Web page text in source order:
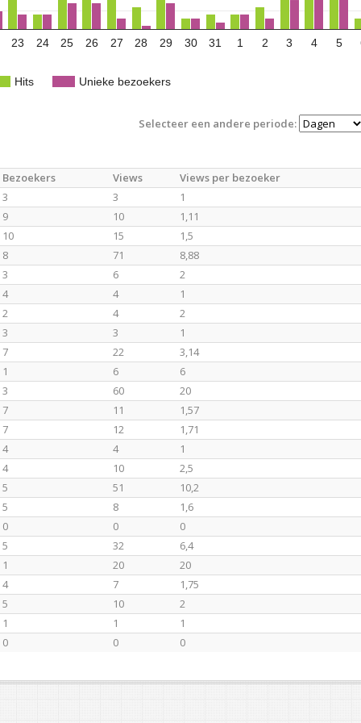
Hits Unieke bezoekers
23 24 25 26 27 28 29 30 31 1 2 3 4 5
Selecteer een andere periode:
Bezoekers Views
Views per bezoeker
3 3
1
9 10
1,11
10 15
1,5
8 71
8,88
3 6
2
4 4
1
2 4
2
3 3
1
7 22
3,14
1 6
6
3 60
20
7 11
1,57
7 12
1,71
4 4
1
4 10
2,5
5 51
10,2
5 8
1,6
0 0
0
5 32
6,4
1 20
20
4 7
1,75
5 10
2
1 1
1
0 0 0